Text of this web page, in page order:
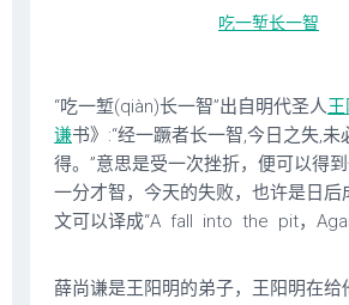
吃一堑长一智
“吃一堑(qiàn)长一智”出自明代圣人王
谦书》:“经一蹶者长一智,今日之失,未
得。”意思是受一次挫折，便可以得
一分才智，今天的失败，也许是日后
文可以译成“A fall into the pit，
薛尚谦是王阳明的弟子，王阳明在给